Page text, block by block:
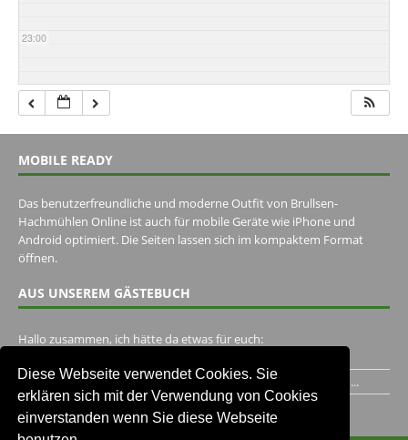
Diese Webseite verwendet Cookies. Sie
erklären sich mit der Verwendung von Cookies
einverstanden wenn Sie diese Webseite
23:00
MOBILE READY
Das benutzerfreundliche und moderne Outfit von Brullsen-
Hachmühlen Online ist auch für mobile Geräte wie iPhone und
Android optimiert. Die Seiten lassen sich im kompaktem Format
öffnen.
AUS UNSEREM GÄSTEBUCH
Hallo zusammen, ich hätte da etwas für euch:
Ich habe ein Jahr im Gasthaus Hugo Pape verbracht..Habe ihn...
Unser Gästebuch besuchen